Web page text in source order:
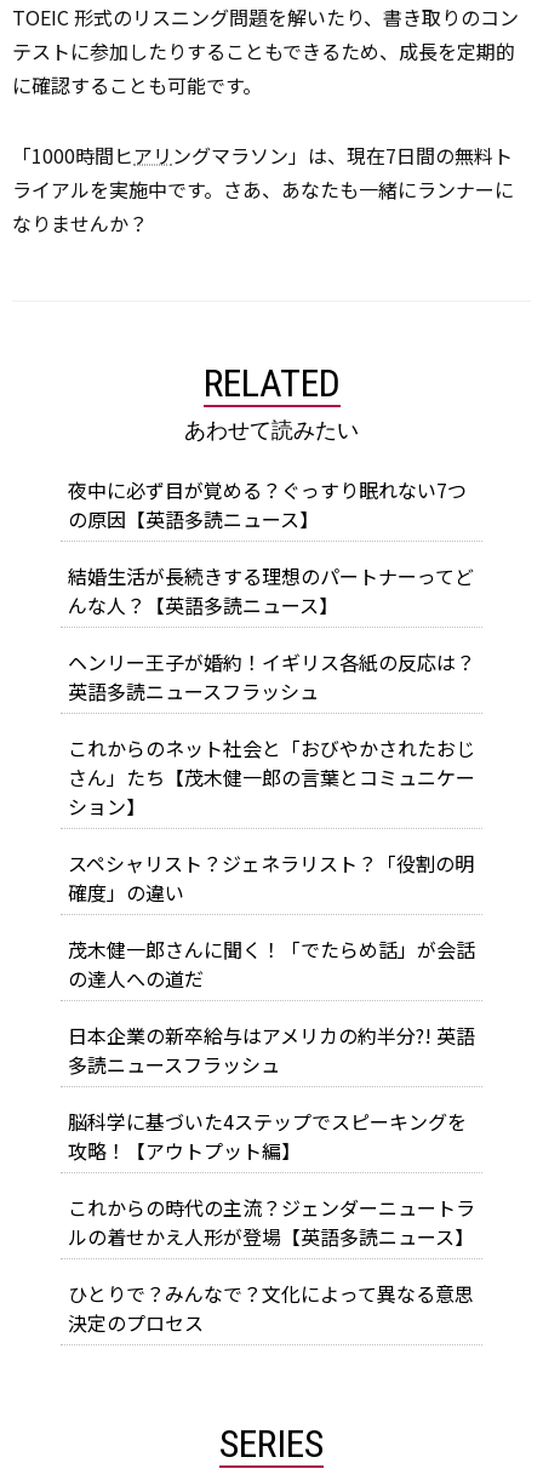
TOEIC 形式のリスニング問題を解いたり、書き取りのコン
テストに参加したりすることもできるため、成長を定期的
に確認することも可能です。
「1000時間ヒアリ ングマラソン」は、現在7日間の無料ト
ライアルを実施中です。さあ、あなたも一緒にランナーに
なりませんか？
RELATED
あわせて読みたい
夜中に必ず目が覚める？ぐっすり眠れない7つ
の原因【英語多読ニュース】
結婚生活が長続きする理想のパートナーってど
んな人？【英語多読ニュース】
ヘンリー王子が婚約！イギリス各紙の反応は？
英語多読ニュースフラッシュ
これからのネット社会と「おびやかされたおじ
さん」たち【茂木健一郎の言葉とコミュニケー
ション】
スペシャリスト？ジェネラリスト？「役割の明
確度」の違い
茂木健一郎さんに聞く！「でたらめ話」が会話
の達人への道だ
日本企業の新卒給与はアメリカの約半分?! 英語
多読ニュースフラッシュ
脳科学に基づいた4ステップでスピーキングを
攻略！【アウトプット編】
これからの時代の主流？ジェンダーニュートラ
ルの着せかえ人形が登場【英語多読ニュース】
ひとりで？みんなで？文化によって異なる意思
決定のプロセス
SERIES